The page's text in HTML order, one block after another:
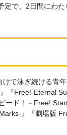
定で、2日間にわ
て泳ぎ続ける青
『Free!-Eternal
ド！－Free!
』『劇場版